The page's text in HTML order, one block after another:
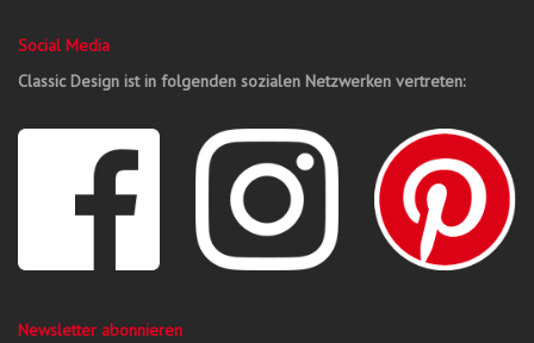
Social Media
Classic Design ist in folgenden sozialen Netzwerken vertreten:
Newsletter abonnieren